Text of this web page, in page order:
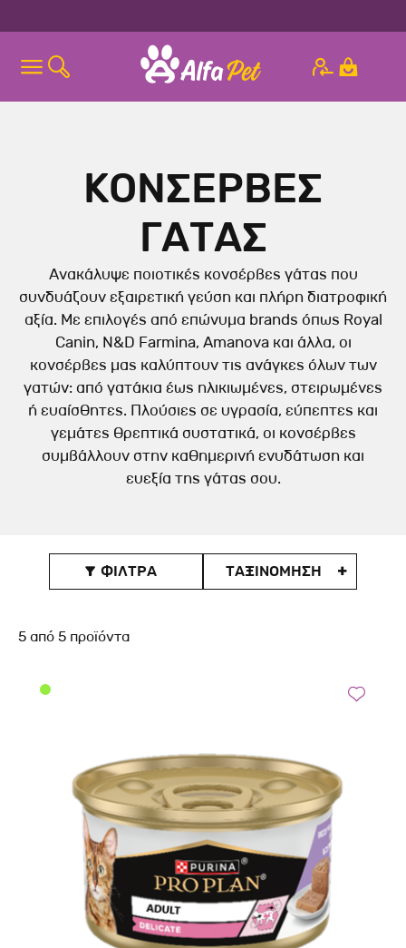
ΚΟΝΣΕΡΒΕΣ
ΓΑΤΑΣ
Ανακάλυψε ποιοτικές κονσέρβες γάτας που
συνδυάζουν εξαιρετική γεύση και πλήρη διατροφική
αξία. Με επιλογές από επώνυμα brands όπως Royal
Canin, N&D Farmina, Amanova και άλλα, οι
κονσέρβες μας καλύπτουν τις ανάγκες όλων των
γατών: από γατάκια έως ηλικιωμένες, στειρωμένες
ή ευαίσθητες. Πλούσιες σε υγρασία, εύπεπτες και
γεμάτες θρεπτικά συστατικά, οι κονσέρβες
συμβάλλουν στην καθημερινή ενυδάτωση και
ευεξία της γάτας σου.
 ΦΙΛΤΡΑ ΤΑΞΙΝOΜΗΣΗ
5από5 προϊόντα